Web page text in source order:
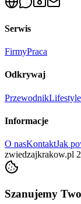
Serwis
FirmyPraca
Odkrywaj
PrzewodnikLifestyle
Informacje
O nasKontaktJak
zwiedzajkrakow.pl
Szanujemy